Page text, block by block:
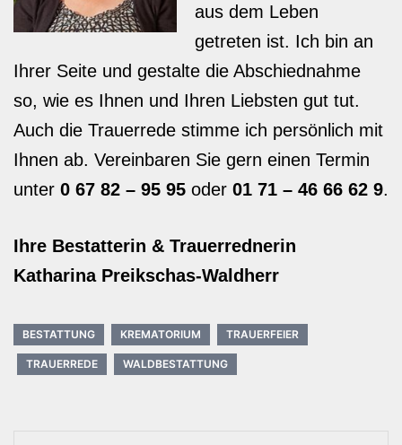
aus dem Leben
getreten ist. Ich bin an
Ihrer Seite und gestalte die Abschiednahme
so, wie es Ihnen und Ihren Liebsten gut tut.
Auch die Trauerrede stimme ich persönlich mit
Ihnen ab. Vereinbaren Sie gern einen Termin
unter 0 67 82 – 95 95 oder 01 71 – 46 66 62 9.
Ihre Bestatterin & Trauerrednerin
Katharina Preikschas-Waldherr
BESTATTUNG KREMATORIUM TRAUERFEIER
TRAUERREDE WALDBESTATTUNG